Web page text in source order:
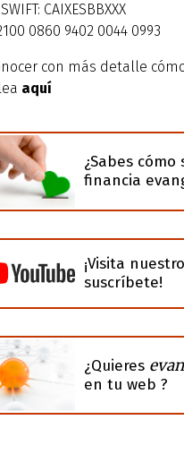
CAIXESBBXXX
0860 9402 0044 0993
con más detalle
aquí
¿Sabes cómo
financia
¡Visita
suscríbete!
¿Quieres
en tu web ?